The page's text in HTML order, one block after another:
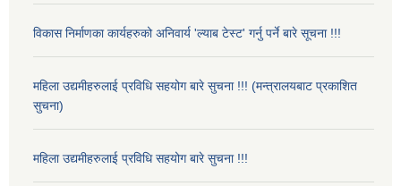
विकास निर्माणका कार्यहरुको अनिवार्य 'ल्याब टेस्ट' गर्नु पर्ने बारे सूचना !!!
महिला उद्यमीहरुलाई प्रविधि सहयोग बारे सुचना !!! (मन्त्रालयबाट प्रकाशित
सुचना)
महिला उद्यमीहरुलाई प्रविधि सहयोग बारे सुचना !!!